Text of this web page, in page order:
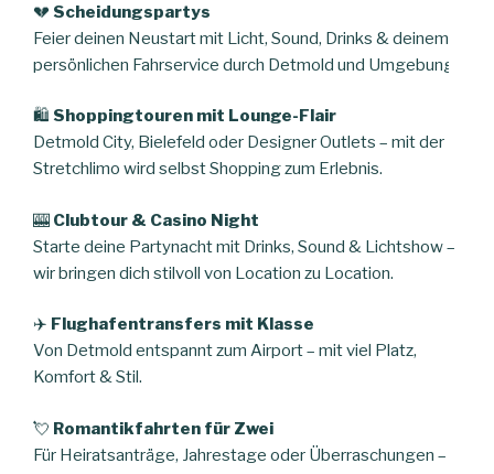
💔 Scheidungspartys
Feier deinen Neustart mit Licht, Sound, Drinks & deinem
persönlichen Fahrservice durch Detmold und Umgebung.
🛍️ Shoppingtouren mit Lounge-Flair
Detmold City, Bielefeld oder Designer Outlets – mit der
Stretchlimo wird selbst Shopping zum Erlebnis.
🎰 Clubtour & Casino Night
Starte deine Partynacht mit Drinks, Sound & Lichtshow –
wir bringen dich stilvoll von Location zu Location.
✈️ Flughafentransfers mit Klasse
Von Detmold entspannt zum Airport – mit viel Platz,
Komfort & Stil.
💘 Romantikfahrten für Zwei
Für Heiratsanträge, Jahrestage oder Überraschungen –